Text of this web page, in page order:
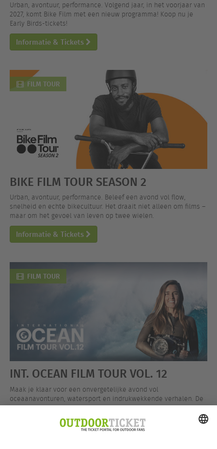
Urban, avontuur, performance. Volgend jaar, in het voorjaar van
2027, komt Bike Film met een nieuw programma! Koop nu je
Early Birds-tickets!
Informatie & Tickets
FILM TOUR
BIKE FILM TOUR SEASON 2
Urban, avontuur, performance. Beleef een avond vol flow,
snelheid en echte bikecultuur. Het draait niet alleen om films –
maar om het gevoel van leven op twee wielen.
Informatie & Tickets
FILM TOUR
INT. OCEAN FILM TOUR VOL. 12
Maak je klaar voor een onvergetelijke avond vol
oceaanavonturen, watersport en indrukwekkende verhalen. De
International Ocean Film Tour Vol. 12 is nu op tour en brengt je
dichter bij de oceaan.